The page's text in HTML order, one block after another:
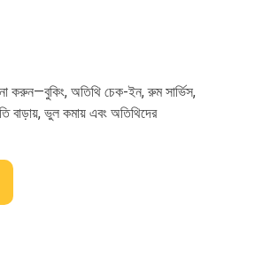
করুন—বুকিং, অতিথি চেক-ইন, রুম সার্ভিস,
বাড়ায়, ভুল কমায় এবং অতিথিদের